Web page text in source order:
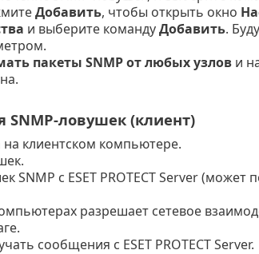
Добавить, чтобы открыть окно
и выберите командуДобавить.
пакеты SNMP от любых узлови
SNMP-ловушек (клиент)
на клиентском компьютере.
с ESET PROTECT Server (может
разрешает сетевое
сообщения с ESET PROTECT Server.